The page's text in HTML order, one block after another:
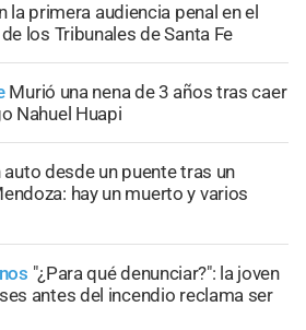
la primera audiencia penal en el
los Tribunales de Santa Fe
Murió una nena de 3 años tras caer
Nahuel Huapi
auto desde un puente tras un
hay un muerto y varios
"¿Para qué denunciar?": la joven
antes del incendio reclama ser